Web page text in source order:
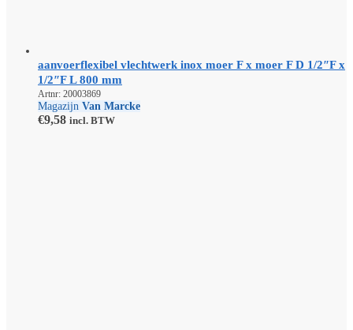
aanvoerflexibel vlechtwerk inox moer F x moer F D 1/2″F x
1/2″F L 800 mm
Artnr: 20003869
Magazijn Van Marcke
€9,58 incl. BTW